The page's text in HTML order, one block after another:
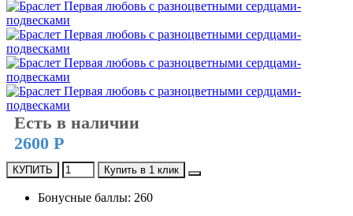
Есть в наличии
2600 Р
КУПИТЬ Купить в 1 клик
Бонусные баллы: 260